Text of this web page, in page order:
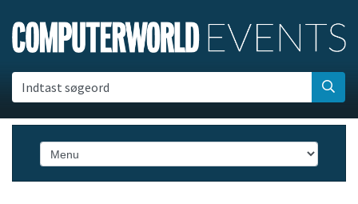
Indtast søgeord